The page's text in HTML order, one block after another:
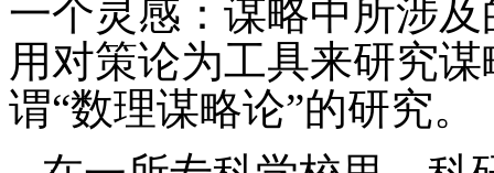
一个灵感：谋略中所涉
用对策论为工具来研究
谓“数理谋略论”的研究。